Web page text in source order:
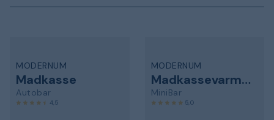
MODERNUM
Madkasse
Autobar
4,5
MODERNUM
Madkassevarmer
MiniBar
5,0